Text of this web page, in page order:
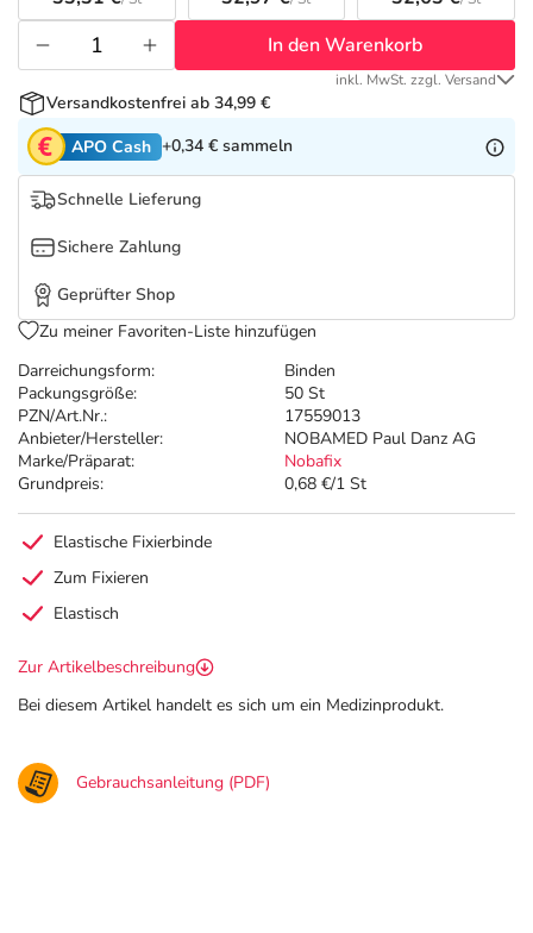
Tierapotheke
Vitamine & Mineralstoffe
Marken
Salus Deals
Darreichungsform:
Binden
Packungsgröße:
50 St
PZN/Art.Nr.:
17559013
Anbieter/Hersteller:
NOBAMED Paul Danz AG
Marke/Präparat:
Nobafix
Grundpreis:
0,68 €/1 St
In den Warenkorb
inkl. MwSt. zzgl. Versand
Versandkostenfrei ab 34,99 €
APO Cash +0,34 € sammeln
Schnelle Lieferung
Sichere Zahlung
Geprüfter Shop
Zu meiner Favoriten-Liste hinzufügen
Elastische Fixierbinde
Zum Fixieren
Elastisch
Zur Artikelbeschreibung
Bei diesem Artikel handelt es sich um ein Medizinprodukt.
Gebrauchsanleitung (PDF)